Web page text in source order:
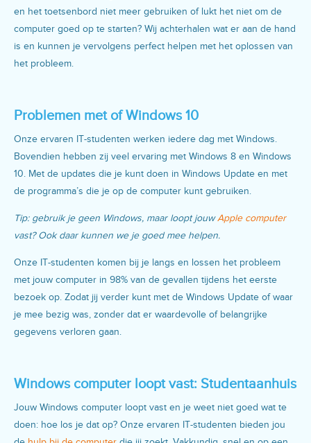
en het toetsenbord niet meer gebruiken of lukt het niet om de
computer goed op te starten? Wij achterhalen wat er aan de hand
is en kunnen je vervolgens perfect helpen met het oplossen van
het probleem.
Problemen met of Windows 10
Onze ervaren IT-studenten werken iedere dag met Windows.
Bovendien hebben zij veel ervaring met Windows 8 en Windows
10. Met de updates die je kunt doen in Windows Update en met
de programma’s die je op de computer kunt gebruiken.
Tip: gebruik je geen Windows, maar loopt jouw Apple computer
vast? Ook daar kunnen we je goed mee helpen.
Onze IT-studenten komen bij je langs en lossen het probleem
met jouw computer in 98% van de gevallen tijdens het eerste
bezoek op. Zodat jij verder kunt met de Windows Update of waar
je mee bezig was, zonder dat er waardevolle of belangrijke
gegevens verloren gaan.
Windows computer loopt vast: Studentaanhuis
Jouw Windows computer loopt vast en je weet niet goed wat te
doen: hoe los je dat op? Onze ervaren IT-studenten bieden jou